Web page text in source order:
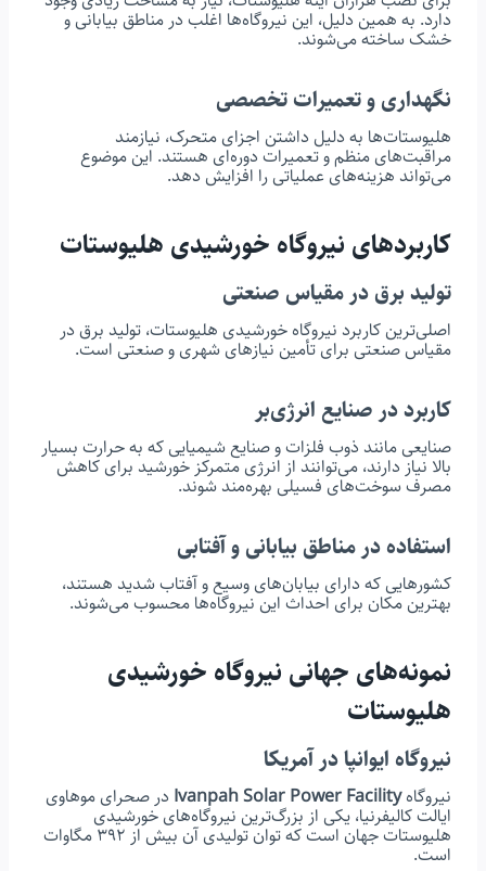
دارد. به همین دلیل، این نیروگاه‌ها اغلب در مناطق بیابانی و
خشک ساخته می‌شوند.
نگهداری و تعمیرات تخصصی
هلیوستات‌ها به دلیل داشتن اجزای متحرک، نیازمند
مراقبت‌های منظم و تعمیرات دوره‌ای هستند. این موضوع
می‌تواند هزینه‌های عملیاتی را افزایش دهد.
کاربردهای نیروگاه خورشیدی هلیوستات
تولید برق در مقیاس صنعتی
اصلی‌ترین کاربرد نیروگاه خورشیدی هلیوستات، تولید برق در
مقیاس صنعتی برای تأمین نیازهای شهری و صنعتی است.
کاربرد در صنایع انرژی‌بر
صنایعی مانند ذوب فلزات و صنایع شیمیایی که به حرارت بسیار
بالا نیاز دارند، می‌توانند از انرژی متمرکز خورشید برای کاهش
مصرف سوخت‌های فسیلی بهره‌مند شوند.
استفاده در مناطق بیابانی و آفتابی
کشورهایی که دارای بیابان‌های وسیع و آفتاب شدید هستند،
بهترین مکان برای احداث این نیروگاه‌ها محسوب می‌شوند.
نمونه‌های جهانی نیروگاه خورشیدی
هلیوستات
نیروگاه ایوانپا در آمریکا
نیروگاهIvanpah Solar Power Facility در صحرای موهاوی
ایالت کالیفرنیا، یکی از بزرگ‌ترین نیروگاه‌های خورشیدی
هلیوستات جهان است که توان تولیدی آن بیش از ۳۹۲ مگاوات
است.